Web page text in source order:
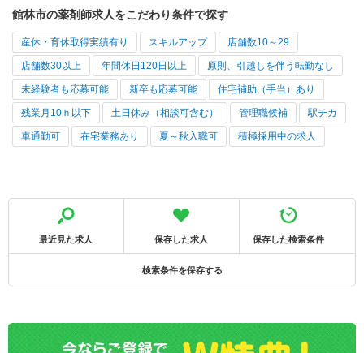
館林市の薬剤師求人をこだわり条件で探す
産休・育休取得実績有り スキルアップ 店舗数10～29
店舗数30以上 年間休日120日以上 原則、引越しを伴う転勤なし
未経験者も応募可能 新卒も応募可能 住宅補助（手当）あり
残業月10ｈ以下 土日休み（相談可含む） 管理職候補 駅チカ
車通勤可 在宅業務あり 夏～秋入職可 積極採用中の求人
最近見た求人 保存した求人 保存した検索条件
検索条件を保存する